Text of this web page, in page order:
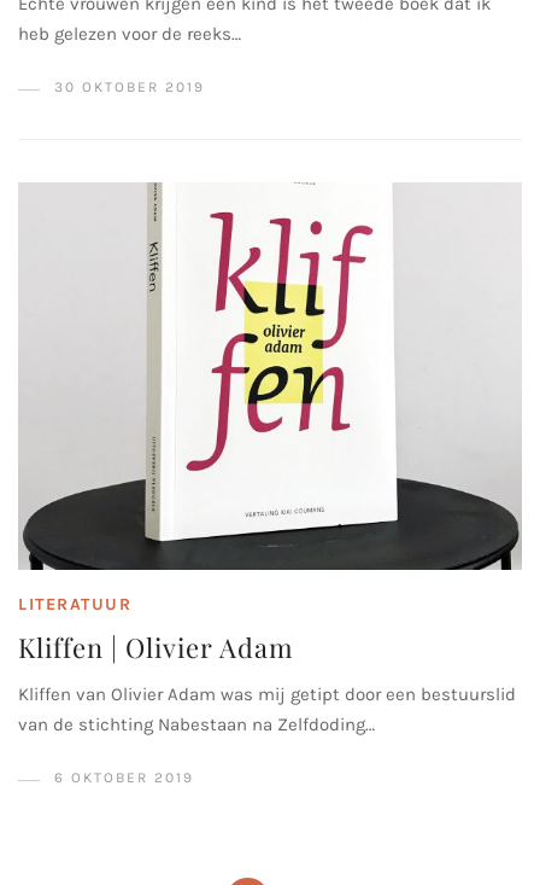
heb gelezen voor de reeks…
30 OKTOBER 2019
LITERATUUR
Kliffen | Olivier Adam
Kliffen van Olivier Adam was mij getipt door een bestuurslid
van de stichting Nabestaan na Zelfdoding…
6 OKTOBER 2019